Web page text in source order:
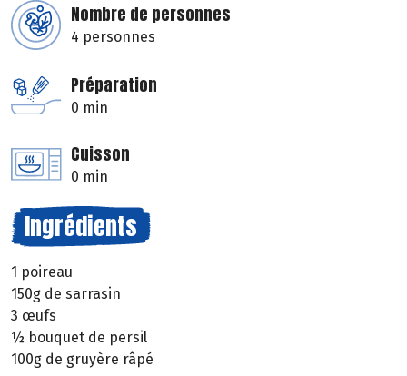
Nombre de personnes
4 personnes
Préparation
0 min
Cuisson
0 min
Ingrédients
1 poireau
150g de sarrasin
3 œufs
½ bouquet de persil
100g de gruyère râpé